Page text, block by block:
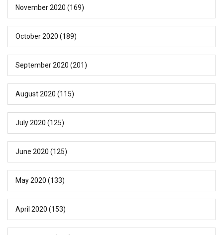
November 2020 (169)
October 2020 (189)
September 2020 (201)
August 2020 (115)
July 2020 (125)
June 2020 (125)
May 2020 (133)
April 2020 (153)